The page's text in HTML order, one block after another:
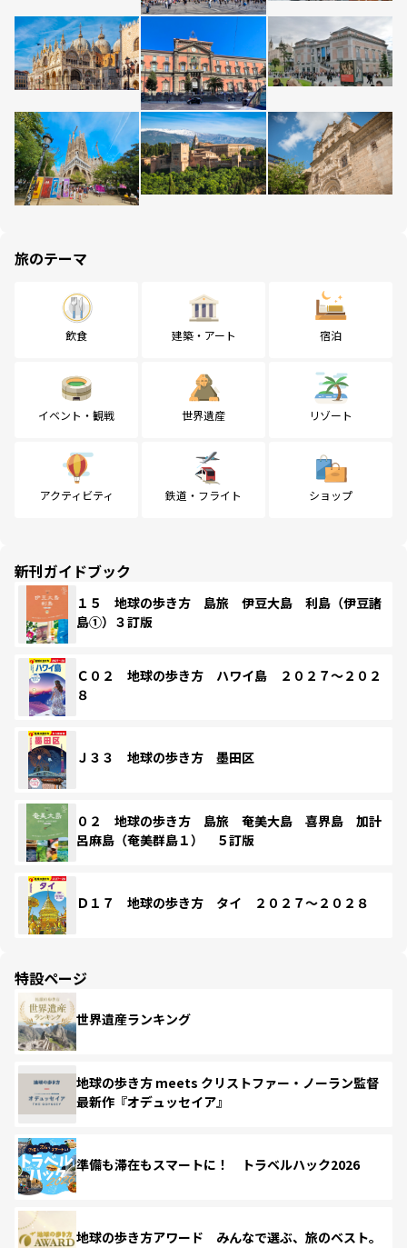
旅のテーマ
飲食 建築・アート 宿泊
イベント・観戦 世界遺産 リゾート
アクティビティ 鉄道・フライト ショップ
新刊ガイドブック
１５ 地球の歩き方 島旅 伊豆大島 利島（伊豆諸
島①）３訂版
Ｃ０２ 地球の歩き方 ハワイ島 ２０２７～２０２
８
Ｊ３３ 地球の歩き方 墨田区
０２ 地球の歩き方 島旅 奄美大島 喜界島 加計
呂麻島（奄美群島１） ５訂版
Ｄ１７ 地球の歩き方 タイ ２０２７～２０２８
特設ページ
世界遺産ランキング
地球の歩き方 meets クリストファー・ノーラン監督
最新作『オデュッセイア』
準備も滞在もスマートに！ トラベルハック2026
地球の歩き方アワード みんなで選ぶ、旅のベスト。